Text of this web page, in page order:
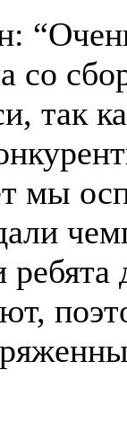
со
так
мы